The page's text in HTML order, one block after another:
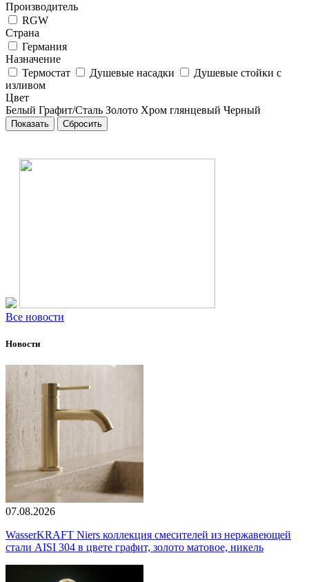
Производитель
RGW
Страна
Германия
Назначение
Термостат
Душевые насадки
Душевые стойки с
изливом
Цвет
Белый Графит/Сталь Золото Хром глянцевый Черный
Все новости
Новости
07.08.2026
WasserKRAFT Niers коллекция смесителей из нержавеющей
стали AISI 304 в цвете графит, золото матовое, никель